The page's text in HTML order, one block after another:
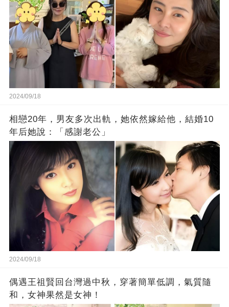
2024/09/18
相戀20年，男友多次出軌，她依然嫁給他，結婚10
年后她說：「感謝老公」
2024/09/18
偶遇王祖賢回台灣過中秋，穿著簡單低調，氣質隨
和，女神果然是女神！